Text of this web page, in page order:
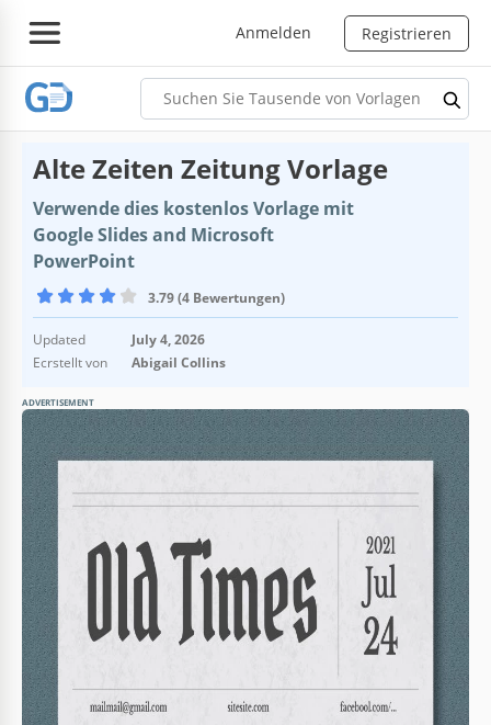
Anmelden Registrieren
Alte Zeiten Zeitung Vorlage
Verwende dies kostenlos Vorlage mit
Google Slides and Microsoft
PowerPoint
3.79 (4 Bewertungen)
Updated
July 4, 2026
Ecrstellt von
Abigail Collins
ADVERTISEMENT